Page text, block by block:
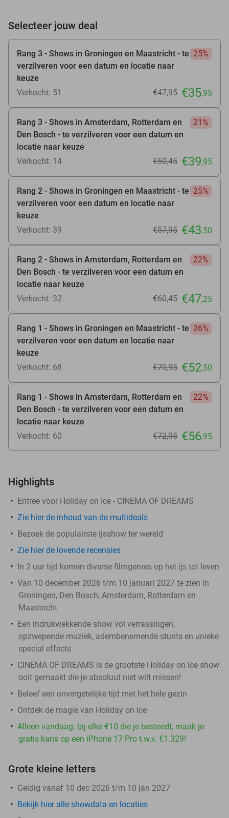
Selecteer jouw deal
Rang 3 - Shows in Groningen en Maastricht - te
verzilveren voor een datum en locatie naar
keuze
25%
Verkocht: 51 €47,95 €35,95
Rang 3 - Shows in Amsterdam, Rotterdam en
Den Bosch - te verzilveren voor een datum en
locatie naar keuze
21%
Verkocht: 14 €50,45 €39,95
Rang 2 - Shows in Groningen en Maastricht - te
verzilveren voor een datum en locatie naar
keuze
25%
Verkocht: 39 €57,95 €43,50
Rang 2 - Shows in Amsterdam, Rotterdam en
Den Bosch - te verzilveren voor een datum en
locatie naar keuze
22%
Verkocht: 32 €60,45 €47,25
Rang 1 - Shows in Groningen en Maastricht - te
verzilveren voor een datum en locatie naar
keuze
26%
Verkocht: 68 €70,95 €52,50
Rang 1 - Shows in Amsterdam, Rotterdam en
Den Bosch - te verzilveren voor een datum en
locatie naar keuze
22%
Verkocht: 60 €72,95 €56,95
Highlights
Entree voor Holiday on Ice - CINEMA OF DREAMS
Zie hier de inhoud van de multideals
Bezoek de populairste ijsshow ter wereld
Zie hier de lovende recensies
In 2 uur tijd komen diverse filmgenres op het ijs tot leven
Van 10 december 2026 t/m 10 januari 2027 te zien in
Groningen, Den Bosch, Amsterdam, Rotterdam en
Maastricht
Een indrukwekkende show vol verrassingen,
opzwepende muziek, adembenemende stunts en unieke
special effects
CINEMA OF DREAMS is de grootste Holiday on Ice show
ooit gemaakt die je absoluut niet wilt missen!
Beleef een onvergetelijke tijd met het hele gezin
Ontdek de magie van Holiday on Ice
Alleen vandaag: bij elke €10 die je besteedt, maak je
gratis kans op een iPhone 17 Pro t.w.v. €1.329!
Grote kleine letters
Geldig vanaf 10 dec 2026 t/m 10 jan 2027
Bekijk hier alle showdata en locaties